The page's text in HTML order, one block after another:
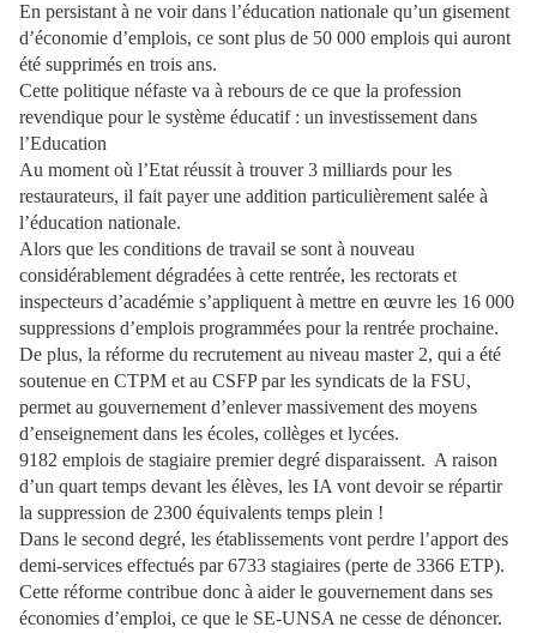
En persistant à ne voir dans l’éducation nationale qu’un gisement
d’économie d’emplois, ce sont plus de 50 000 emplois qui auront
été supprimés en trois ans.
Cette politique néfaste va à rebours de ce que la profession
revendique pour le système éducatif : un investissement dans
l’Education
Au moment où l’Etat réussit à trouver 3 milliards pour les
restaurateurs, il fait payer une addition particulièrement salée à
l’éducation nationale.
Alors que les conditions de travail se sont à nouveau
considérablement dégradées à cette rentrée, les rectorats et
inspecteurs d’académie s’appliquent à mettre en œuvre les 16 000
suppressions d’emplois programmées pour la rentrée prochaine.
De plus, la réforme du recrutement au niveau master 2, qui a été
soutenue en CTPM et au CSFP par les syndicats de la FSU,
permet au gouvernement d’enlever massivement des moyens
d’enseignement dans les écoles, collèges et lycées.
9182 emplois de stagiaire premier degré disparaissent. A raison
d’un quart temps devant les élèves, les IA vont devoir se répartir
la suppression de 2300 équivalents temps plein !
Dans le second degré, les établissements vont perdre l’apport des
demi-services effectués par 6733 stagiaires (perte de 3366 ETP).
Cette réforme contribue donc à aider le gouvernement dans ses
économies d’emploi, ce que le SE-UNSA ne cesse de dénoncer.